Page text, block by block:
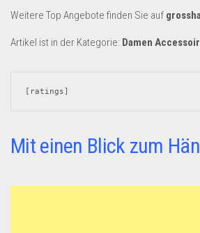
B2B Produkte
Grosshandel
Aldi
Kostenlos verkaufen
Weitere Top Angebote finden Sie auf
Artikel ist in der Kategorie: Damen
[ratings]
Mit einen Blick zum